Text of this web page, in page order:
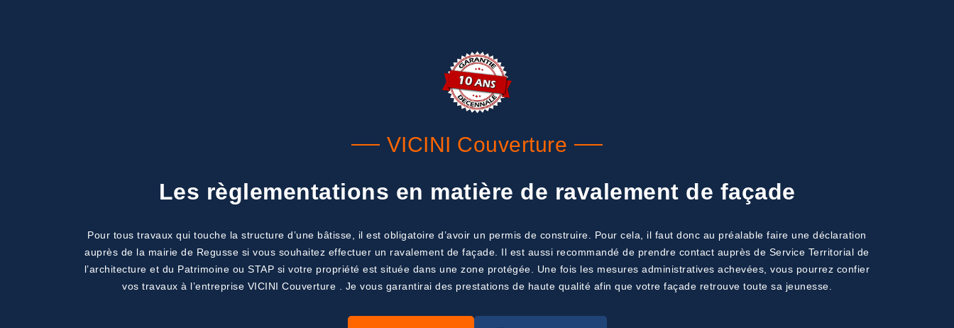
VICINI Couverture
Les règlementations en matière de ravalement de façade
Pour tous travaux qui touche la structure d’une bâtisse, il est obligatoire d’avoir un permis de construire. Pour cela, il faut donc au préalable faire une déclaration
auprès de la mairie de Regusse si vous souhaitez effectuer un ravalement de façade. Il est aussi recommandé de prendre contact auprès de Service Territorial de
l’architecture et du Patrimoine ou STAP si votre propriété est située dans une zone protégée. Une fois les mesures administratives achevées, vous pourrez confier
vos travaux à l’entreprise VICINI Couverture . Je vous garantirai des prestations de haute qualité afin que votre façade retrouve toute sa jeunesse.